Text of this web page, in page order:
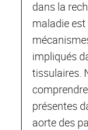
dans la
maladie
impliqués
tissulaires.
présentes
aorte des